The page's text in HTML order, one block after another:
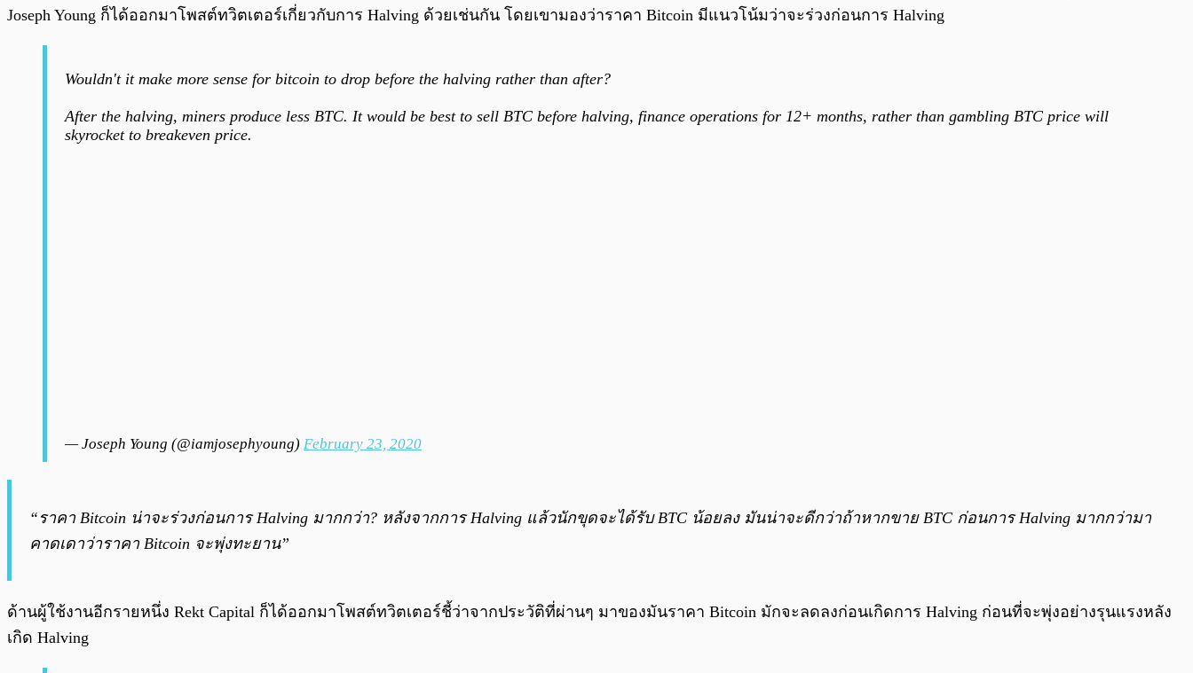
Joseph Young ก็ได้ออกมาโพสต์ทวิตเตอร์เกี่ยวกับการ Halving ด้วยเช่นกัน โดยเขามองว่าราคา Bitcoin มีแนวโน้มว่าจะร่วงก่อนการ Halving
Wouldn't it make more sense for bitcoin to drop before the halving rather than after?
After the halving, miners produce less BTC. It would be best to sell BTC before halving, finance operations for 12+ months, rather than gambling BTC price will
skyrocket to breakeven price.
— Joseph Young (@iamjosephyoung) February 23, 2020
“ราคา Bitcoin น่าจะร่วงก่อนการ Halving มากกว่า? หลังจากการ Halving แล้วนักขุดจะได้รับ BTC น้อยลง มันน่าจะดีกว่าถ้าหากขาย BTC ก่อนการ Halving มากกว่ามา
คาดเดาว่าราคา Bitcoin จะพุ่งทะยาน”
ด้านผู้ใช้งานอีกรายหนึ่ง Rekt Capital ก็ได้ออกมาโพสต์ทวิตเตอร์ชี้ว่าจากประวัติที่ผ่านๆ มาของมันราคา Bitcoin มักจะลดลงก่อนเกิดการ Halving ก่อนที่จะพุ่งอย่างรุนแรงหลัง
เกิด Halving